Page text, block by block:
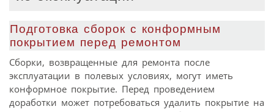
Подготовка сборок с конформным
покрытием перед ремонтом
Сборки, возвращенные для ремонта после
эксплуатации в полевых условиях, могут иметь
конформное покрытие. Перед проведением
доработки может потребоваться удалить покрытие на